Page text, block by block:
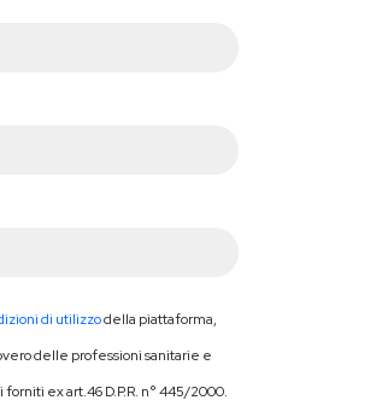
di utilizzodella piattaforma,
delle professioni sanitarie e
ex art.46 D.P.R. n° 445/2000.